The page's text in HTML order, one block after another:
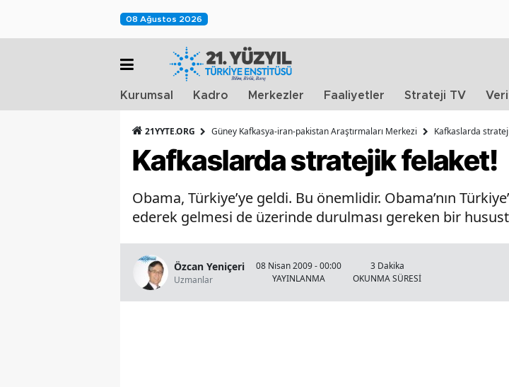
08 Ağustos 2026
Kurumsal Kadro Merkezler Faaliyetler Strateji TV
21YYTE.ORG Güney Kafkasya-iran-pakistan Araştırmaları Merkezi Kafkaslarda
Kafkaslarda stratejik felaket!
Obama, Türkiye’ye geldi. Bu önemlidir. Obama’nın
ederek gelmesi de üzerinde durulması gereken bir
Özcan Yeniçeri
Uzmanlar
08 Nisan 2009 - 00:00
YAYINLANMA
3 Dakika
OKUNMA SÜRESİ